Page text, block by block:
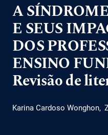
A
E SEUS
DOS
ENSINO
Revisão de
Karina Cardoso Wonghon